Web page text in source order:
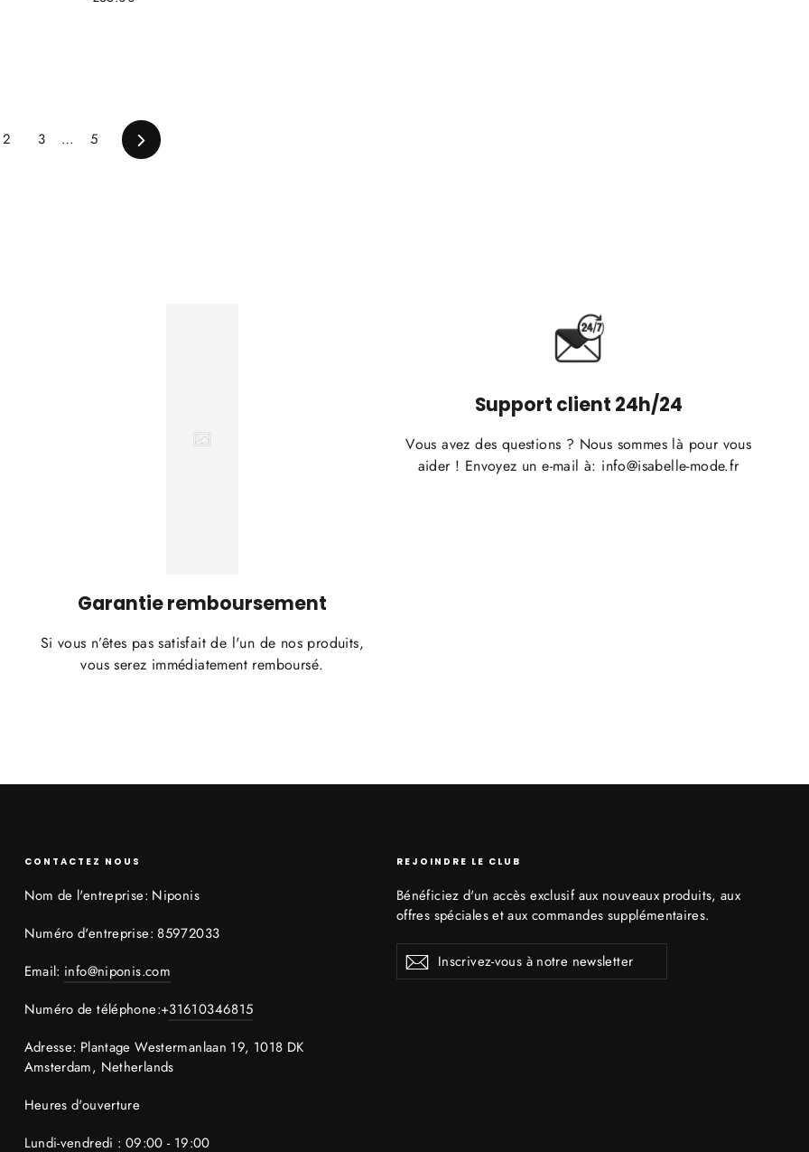
2 3 … 5 Suivant
Garantie remboursement
Si vous n’êtes pas satisfait de l'un de nos produits,
vous serez immédiatement remboursé.
Support client 24h/24
Vous avez des questions ? Nous sommes là pour vous
aider ! Envoyez un e-mail à: info@isabelle-mode.fr
CONTACTEZ NOUS
Nom de l'entreprise: Niponis
Numéro d'entreprise: 85972033
Email: info@niponis.com
Numéro de téléphone:+31610346815
Adresse: Plantage Westermanlaan 19, 1018 DK
Amsterdam, Netherlands
Heures d'ouverture
Lundi-vendredi : 09:00 - 19:00
REJOINDRE LE CLUB
Bénéficiez d'un accès exclusif aux nouveaux produits, aux
offres spéciales et aux commandes supplémentaires.
Inscrivez-
vous
S'inscrire